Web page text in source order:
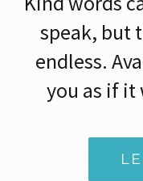
CONTACTO
speak, but
endless.
you as if it